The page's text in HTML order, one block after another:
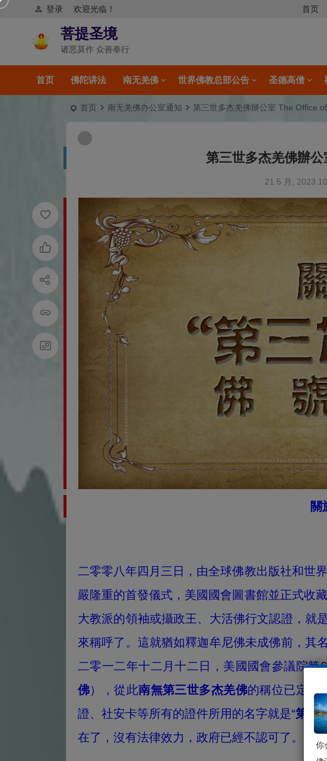
欢迎光临！
登录 首页
菩提圣境
诸恶莫作 众善奉行
首页 佛陀讲法 南无羌佛 世界佛教总部公告 圣德高僧
首页 南无羌佛办公室通知 第三世多杰羌佛辦公室 The Office
第三世多杰羌佛辦
21 5 月, 2023
關
二零零八年四月三日，由全球佛教出版社和世
嚴隆重的首發儀式，美國國會圖書館並正式收
大教派的領袖或攝政王、大活佛行文認證，就
來稱呼了。這就猶如釋迦牟尼佛未成佛前，其
二零一二年十二月十二日，美國國會參議院第
佛），從此南無第三世多杰羌佛的稱位已定性
證、社安卡等所有的證件所用的名字就是“第三
在了，沒有法律效力，政府已經不認可了。
你